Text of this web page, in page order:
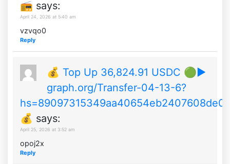
📻 says:
April 24, 2026 at 5:40 am
vzvqo0
Reply
💰️ Top Up 36,824.91 USDC 🟢▶
graph.org/Transfer-04-13-6?
💰️ says:
April 25, 2026 at 3:52 am
opoj2x
Reply